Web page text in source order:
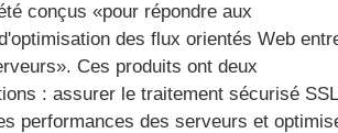
gratuite
conçus «pour répondre aux
des flux orientés Web
Ces produits ont deux
: assurer le traitement sécurisé SSL
performances des serveurs et